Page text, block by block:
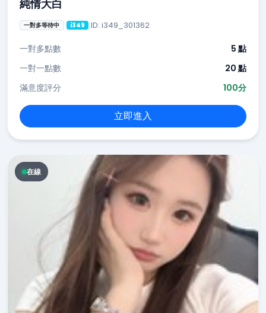
純情大白
一對多等待中 i349 ID: i349_301362
一對多點數
5 點
一對一點數
20 點
滿意度評分
100分
立即進入
在線